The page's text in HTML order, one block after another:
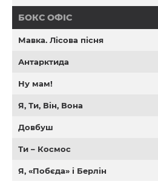
БОКС ОФІС
Мавка. Лісова пісня
Антарктида
Ну мам!
Я, Ти, Він, Вона
Довбуш
Ти – Космос
Я, «Побєда» і Берлін